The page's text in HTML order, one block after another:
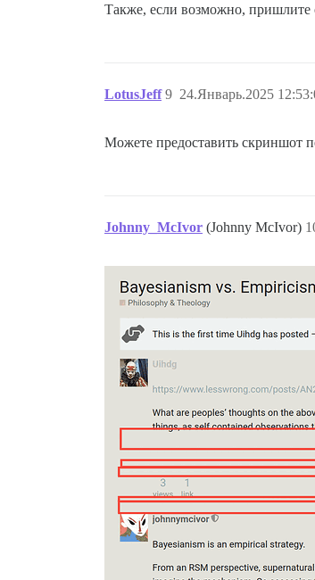
Также, если возможно, пришлите
LotusJeff 24.Январь.2025
9
Можете предоставить скриншот
Johnny_McIvor (Johnny McIvor)